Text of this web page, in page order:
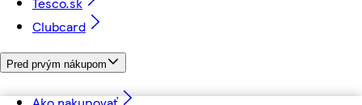
Clubcard
Pred prvým nákupom